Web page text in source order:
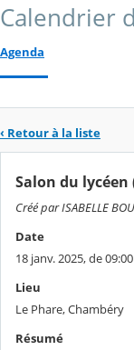
Calendrier
Agenda
‹ Retour à la liste
Salon du
Créé par ISABELLE
Date
18 janv. 2025, de
Lieu
Le Phare, Chambéry
Résumé